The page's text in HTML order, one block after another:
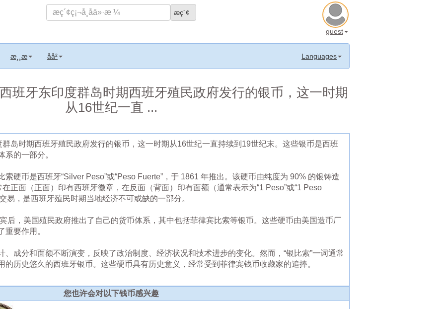
guest
æ¸¸æ åå² Languages
班牙东印度群岛时期西班牙殖民政府发行的银币，这一时期
从16世纪一直 ...
群岛时期西班牙殖民政府发行的银币，这一时期从16世纪一直持续到19世纪末。这些银币是西班
系的一部分。
硬币是西班牙“Silver Peso”或“Peso Fuerte”，于 1861 年推出。该硬币由纯度为 90% 的银铸造
正面（正面）印有西班牙徽章，在反面（背面）印有面额（通常表示为“1 Peso”或“1 Peso
易，是西班牙殖民时期当地经济不可或缺的一部分。
后，美国殖民政府推出了自己的货币体系，其中包括菲律宾比索等银币。这些硬币由美国造币厂
重要作用。
成分和面额不断演变，反映了政治制度、经济状况和技术进步的变化。然而，“银比索”一词通常
历史悠久的西班牙银币。这些硬币具有历史意义，经常受到菲律宾钱币收藏家的追捧。
您也许会对以下钱币感兴趣